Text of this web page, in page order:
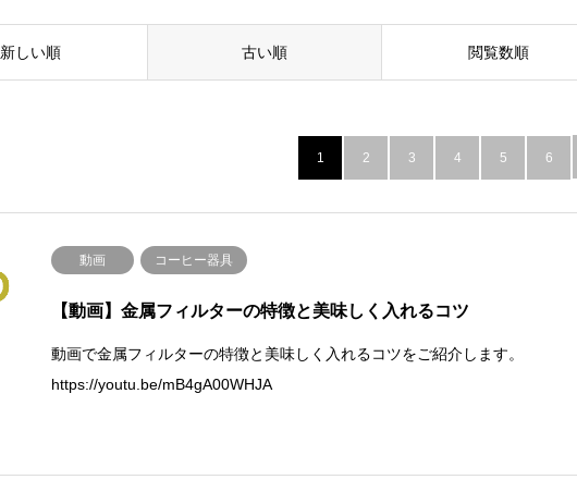
新しい順 古い順 閲覧数順
1 2 3 4 5 6
動画 コーヒー器具
【動画】金属フィルターの特徴と美味しく入れるコツ
動画で金属フィルターの特徴と美味しく入れるコツをご紹介します。
https://youtu.be/mB4gA00WHJA